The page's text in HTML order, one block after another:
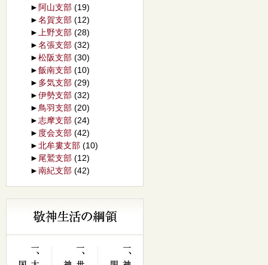
► 阿山支部 (19)
►名賀支部 (12)
►
上野支部 (28)
►名張支部 (32)
►松阪支部 (30)
►飯南支部 (10)
► 多気支部 (29)
►伊勢支部 (32)
► 鳥羽支部 (20)
►志摩支部 (24)
► 度会支部 (42)
►北牟婁支部 (10)
► 尾鷲支部 (12)
►南紀支部 (42)